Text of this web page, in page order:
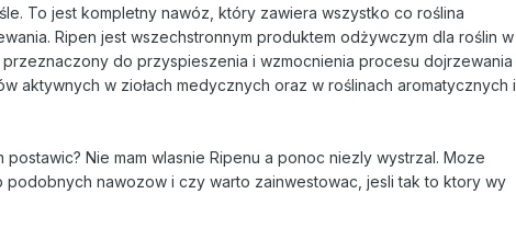
To jest kompletny nawóz, który zawiera wszystko co roślina
Ripen jest wszechstronnym produktem odżywczym dla roślin w
do przyspieszenia i wzmocnienia procesu dojrzewania
aktywnych w ziołach medycznych oraz w roślinach aromatycznych i
Nie mam wlasnie Ripenu a ponoc niezly wystrzal. Moze
nawozow i czy warto zainwestowac, jesli tak to ktory wy